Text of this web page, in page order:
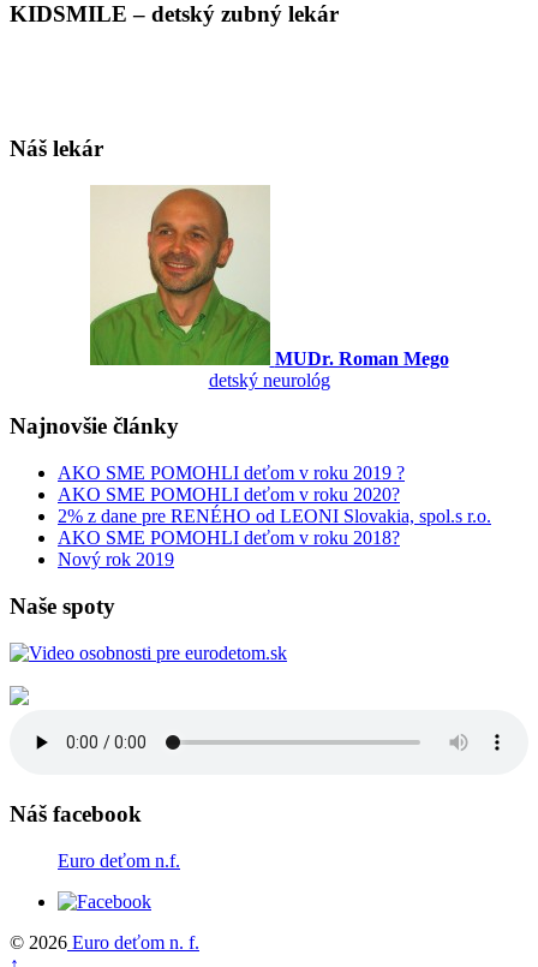
KIDSMILE – detský zubný lekár
Náš lekár
MUDr. Roman Mego
detský neurológ
Najnovšie články
AKO SME POMOHLI deťom v roku 2019 ?
AKO SME POMOHLI deťom v roku 2020?
2% z dane pre RENÉHO od LEONI Slovakia, spol.s r.o.
AKO SME POMOHLI deťom v roku 2018?
Nový rok 2019
Naše spoty
Náš facebook
Euro deťom n.f.
© 2026 Euro deťom n. f.